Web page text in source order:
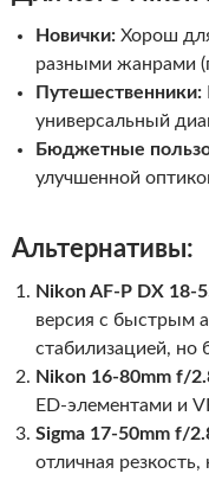
Новички: Хорош
разными жанрами
Путешественники:
универсальный
Бюджетные
улучшенной
Альтернативы:
Nikon AF-P DX 18-
версия с быстрым
стабилизацией, но
Nikon 16-80mm f/
ED-элементами и
Sigma 17-50mm f/
отличная